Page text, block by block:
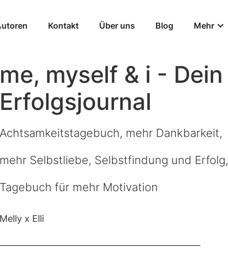
Kontakt Über uns Blog Mehr
me, myself & i - Dein
Erfolgsjournal
Achtsamkeitstagebuch, mehr Dankbarkeit,
mehr Selbstliebe, Selbstfindung und Erfolg,
Tagebuch für mehr Motivation
Melly x Elli